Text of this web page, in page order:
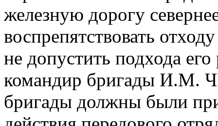
железную дорогу
воспрепятствовать
не допустить подхода
командир бригады И.М.
бригады должны были